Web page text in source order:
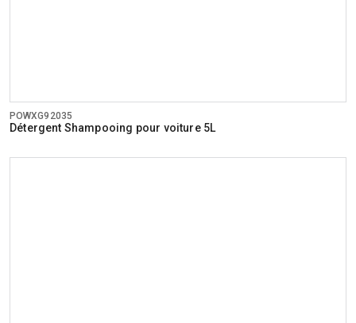
POWXG92035
Détergent Shampooing pour voiture 5L